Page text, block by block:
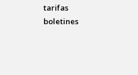
tarifas
boletines